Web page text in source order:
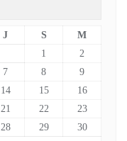
J S
M
1
2
7 8
9
14 15
16
21 22
23
28 29
30